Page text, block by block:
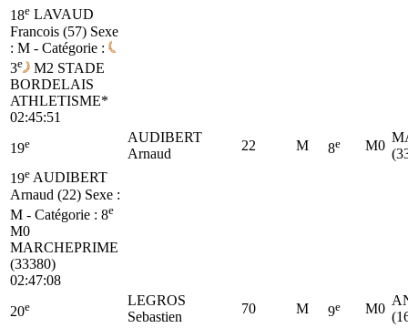
18e LAVAUD
Francois (57) Sexe
: M - Catégorie :
3e M2 STADE
BORDELAIS
ATHLETISME*
02:45:51
19e
AUDIBERT
Arnaud
22 M 8e M0
19e AUDIBERT
Arnaud (22) Sexe :
M - Catégorie : 8e
M0
MARCHEPRIME
(33380)
02:47:08
20e
LEGROS
Sebastien
70 M 9e M0